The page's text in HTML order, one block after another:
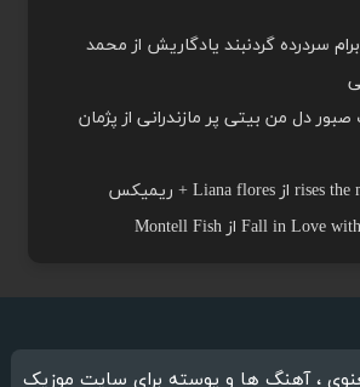
سردرده گردنبند یادگاریش از محمد
دل من بیتی پر مازندرانی از پژمان
، آهنگ ها و پوسته برای سایت موزیک